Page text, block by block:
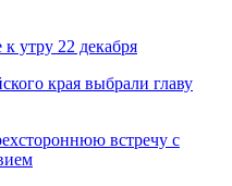
утру 22 декабря
края выбрали главу
встречу с